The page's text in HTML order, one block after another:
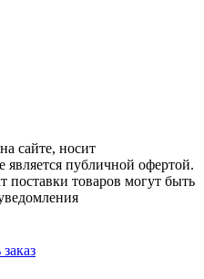
сайте, носит
публичной офертой.
поставки товаров могут быть